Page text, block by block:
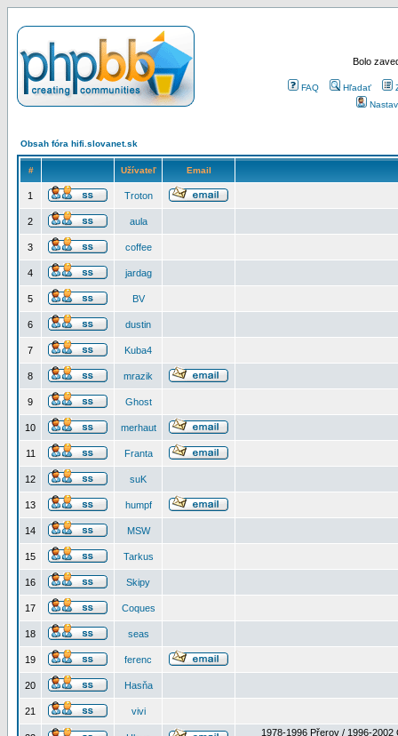
Bolo
FAQ Hľadať
Obsah fóra hifi.slovanet.sk
# Užívateľ Email
1 Troton
2 aula
3 coffee
4 jardag
5 BV
6 dustin
7 Kuba4
8 mrazik
9 Ghost
10 merhaut
11 Franta
12 suK
13 humpf
14 MSW
15 Tarkus
16 Skipy
17 Coques
18 seas
19 ferenc
20 Hasňa
21 vivi
1978-1996 Přerov / 1996-2002